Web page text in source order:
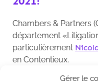
Gérer le
Chambers & Partners
département
particulièrement
en Contentieux.